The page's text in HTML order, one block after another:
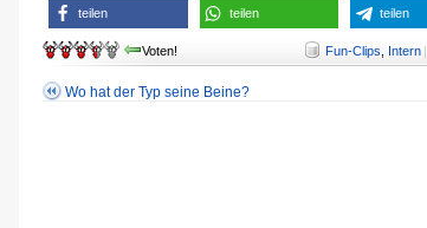
teilen teilen teilen
Voten! Fun-Clips Intern |
Wo hat der Typ seine Beine?